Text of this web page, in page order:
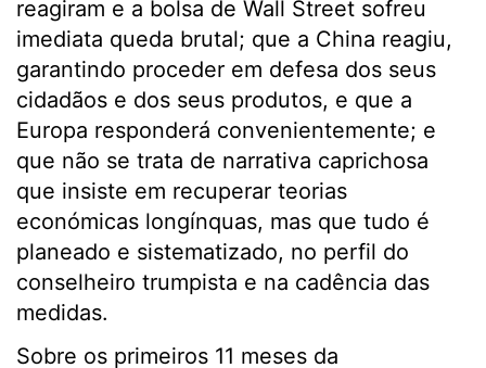
reagiram e a bolsa de Wall Street sofreu
imediata queda brutal; que a China reagiu,
garantindo proceder em defesa dos seus
cidadãos e dos seus produtos, e que a
Europa responderá convenientemente; e
que não se trata de narrativa caprichosa
que insiste em recuperar teorias
económicas longínquas, mas que tudo é
planeado e sistematizado, no perfil do
conselheiro trumpista e na cadência das
medidas.
Sobre os primeiros 11 meses da